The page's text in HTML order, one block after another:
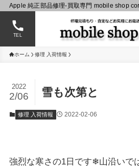
Apple 純正部品修理-買取専門 mobile shop
TEL
ホーム 修理 入荷情報
雪も次第と
2022
2/06
修理 入荷情報 2022-02-06
強烈な寒さの1日です❄山沿いで